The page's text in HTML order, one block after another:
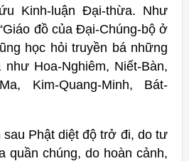
Kinh-luận Đại-thừa. Như
đồ của Đại-Chúng-bộ ở
học hỏi truyền bá những
Hoa-Nghiêm, Niết-Bàn,
Kim-Quang-Minh, Bát-
Phật diệt độ trở đi, do tư
quần chúng, do hoàn cảnh,